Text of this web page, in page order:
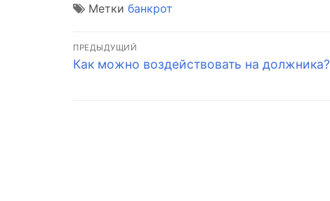
Метки банкрот
Навигация
по
ПРЕДЫДУЩИЙ
Предыдущая
Как можно воздействовать на должника?